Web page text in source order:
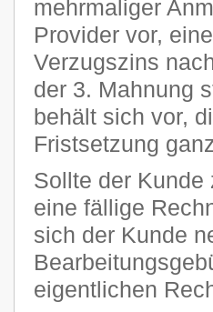
mehrmaliger
Provider vor,
Verzugszins
der 3. Mahnung
behält sich vor,
Fristsetzung
Sollte der Kunde
eine fällige
sich der Kunde
eigentlichen